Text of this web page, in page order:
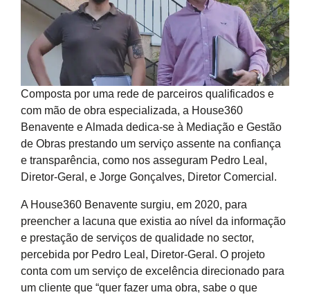
Composta por uma rede de parceiros qualificados e
com mão de obra especializada, a House360
Benavente e Almada dedica-se à Mediação e Gestão
de Obras prestando um serviço assente na confiança
e transparência, como nos asseguram Pedro Leal,
Diretor-Geral, e Jorge Gonçalves, Diretor Comercial.
A House360 Benavente surgiu, em 2020, para
preencher a lacuna que existia ao nível da informação
e prestação de serviços de qualidade no sector,
percebida por Pedro Leal, Diretor-Geral. O projeto
conta com um serviço de excelência direcionado para
um cliente que “quer fazer uma obra, sabe o que